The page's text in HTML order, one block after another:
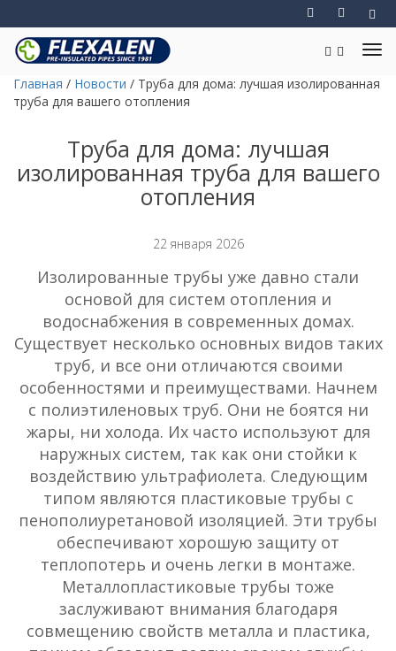
Главная / Новости / Труба для дома: лучшая изолированная
труба для вашего отопления
Труба для дома: лучшая
изолированная труба для вашего
отопления
22 января 2026
Изолированные трубы уже давно стали
основой для систем отопления и
водоснабжения в современных домах.
Существует несколько основных видов таких
труб, и все они отличаются своими
особенностями и преимуществами. Начнем
с полиэтиленовых труб. Они не боятся ни
жары, ни холода. Их часто используют для
наружных систем, так как они стойки к
воздействию ультрафиолета. Следующим
типом являются пластиковые трубы с
пенополиуретановой изоляцией. Эти трубы
обеспечивают хорошую защиту от
теплопотерь и очень легки в монтаже.
Металлопластиковые трубы тоже
заслуживают внимания благодаря
совмещению свойств металла и пластика,